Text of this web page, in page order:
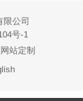
公司
号-1
站定制